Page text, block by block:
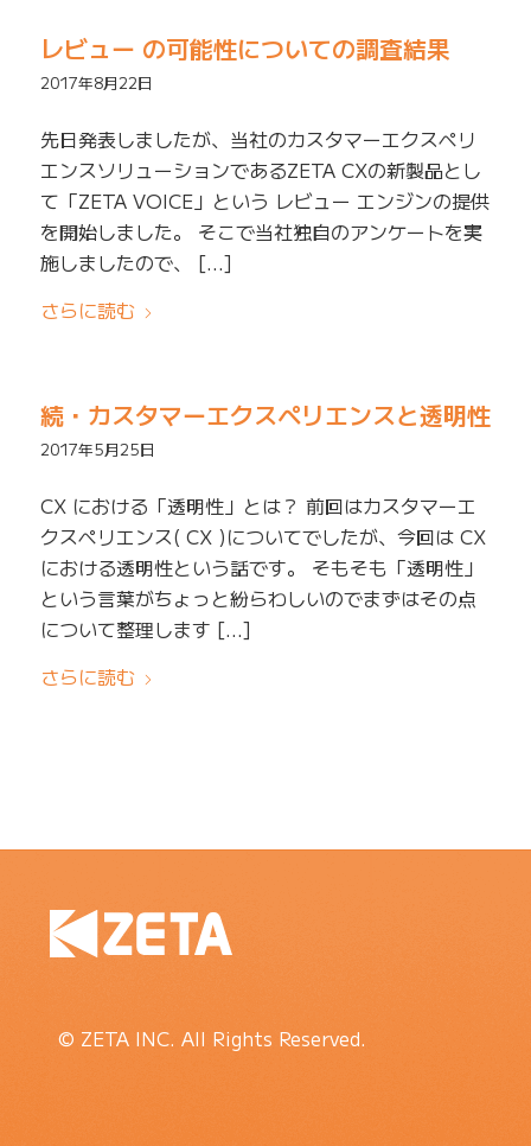
レビュー の可能性についての調査結果
2017年8月22日
先日発表しましたが、当社のカスタマーエクスペリ
エンスソリューションであるZETA CXの新製品とし
て「ZETA VOICE」という レビュー エンジンの提供
を開始しました。 そこで当社独自のアンケートを実
施しましたので、 […]
さらに読む
続・カスタマーエクスペリエンスと透明性
2017年5月25日
CX における「透明性」とは？ 前回はカスタマーエ
クスペリエンス( CX )についてでしたが、今回は CX
における透明性という話です。 そもそも「透明性」
という言葉がちょっと紛らわしいのでまずはその点
について整理します […]
さらに読む
© ZETA INC. All Rights Reserved.